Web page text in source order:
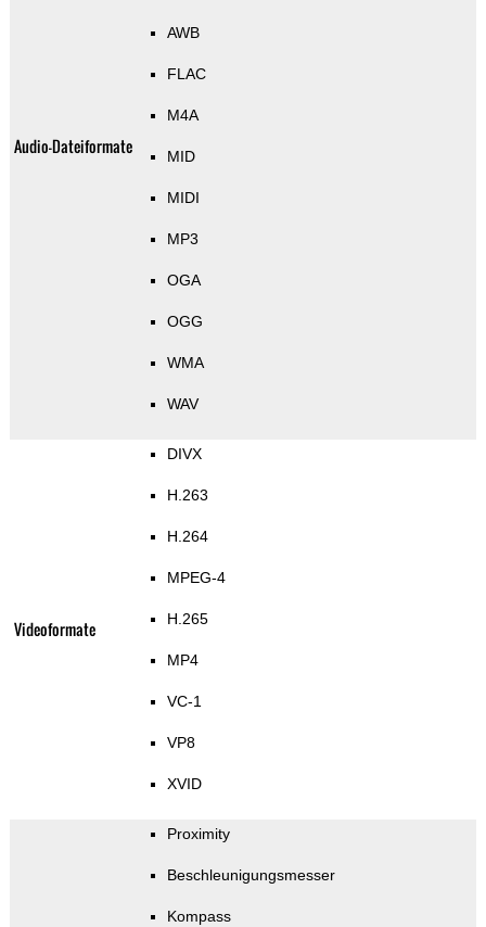
Audio-Dateiformate
AWB
FLAC
M4A
MID
MIDI
MP3
OGA
OGG
WMA
WAV
Videoformate
DIVX
H.263
H.264
MPEG-4
H.265
MP4
VC-1
VP8
XVID
Proximity
Beschleunigungsmesser
Kompass